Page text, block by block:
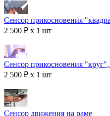
Сенсор прикосновения
2 500 ₽ x 1 шт
Сенсор прикосновения
2 500 ₽ x 1 шт
Сенсор движения на раме